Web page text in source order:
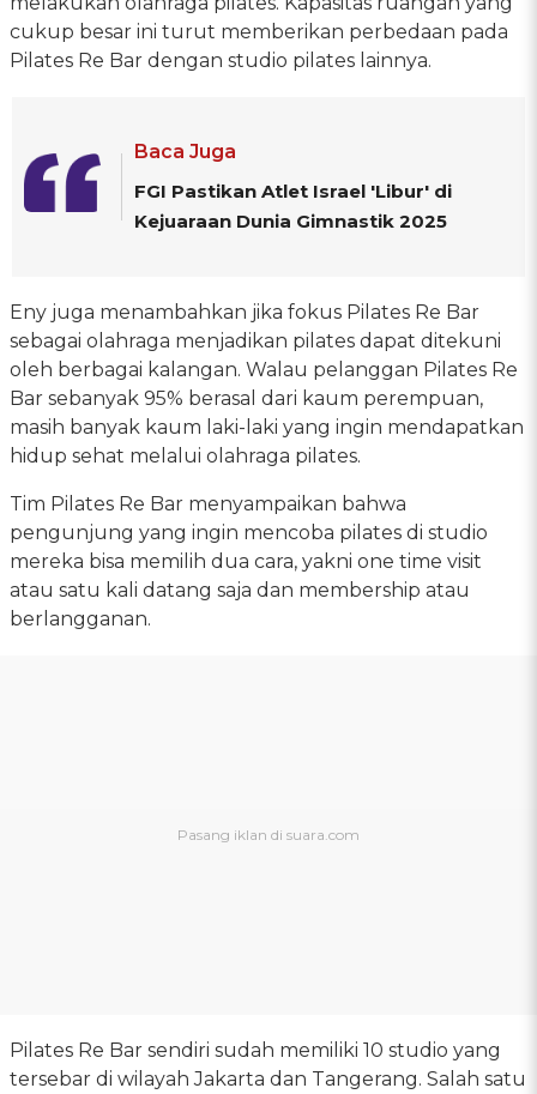
cukup besar ini turut memberikan perbedaan pada
Pilates Re Bar dengan studio pilates lainnya.
Baca Juga
FGI Pastikan Atlet Israel 'Libur' di
Kejuaraan Dunia Gimnastik 2025
Eny juga menambahkan jika fokus Pilates Re Bar
sebagai olahraga menjadikan pilates dapat ditekuni
oleh berbagai kalangan. Walau pelanggan Pilates Re
Bar sebanyak 95% berasal dari kaum perempuan,
masih banyak kaum laki-laki yang ingin mendapatkan
hidup sehat melalui olahraga pilates.
Tim Pilates Re Bar menyampaikan bahwa
pengunjung yang ingin mencoba pilates di studio
mereka bisa memilih dua cara, yakni one time visit
atau satu kali datang saja dan membership atau
berlangganan.
Pilates Re Bar sendiri sudah memiliki 10 studio yang
tersebar di wilayah Jakarta dan Tangerang. Salah satu